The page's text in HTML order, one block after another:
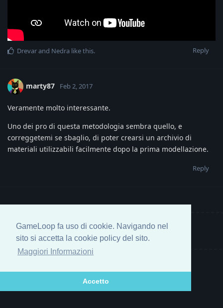
GameLoop fa uso di cookie. Navigando nel
sito si accetta la cookie policy del sito.
Maggiori Informazioni
Accetto
Reply
Drevarand Nedra like this.
marty87 Feb 2, 2017
Veramente molto interessante.
Uno dei pro di questa metodologia sembra quello, e
correggetemi se sbaglio, di poter crearsi un archivio di
materiali utilizzabili facilmente dopo la prima modellazione.
Reply
Write a Reply...